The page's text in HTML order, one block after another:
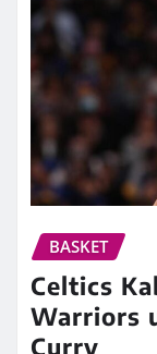
BASKET
Celtics
Warriors
Curry